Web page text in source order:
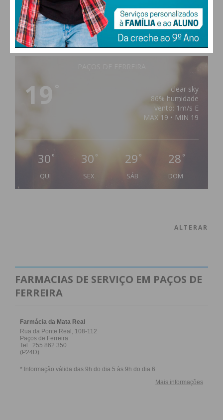
19
clear sky
86% humidade
vento: 1m/s E
MAX 19 • MIN 19
30 °
QUI
30 °
SEX
29 °
SÁB
28 °
DOM
ALTERAR
FARMACIAS DE SERVIÇO EM PAÇOS DE
FERREIRA